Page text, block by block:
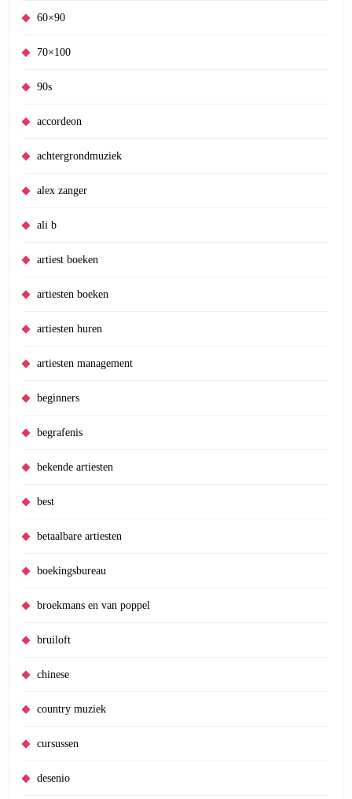
60×90
70×100
90s
accordeon
achtergrondmuziek
alex zanger
ali b
artiest boeken
artiesten boeken
artiesten huren
artiesten management
beginners
begrafenis
bekende artiesten
best
betaalbare artiesten
boekingsbureau
broekmans en van poppel
bruiloft
chinese
country muziek
cursussen
desenio